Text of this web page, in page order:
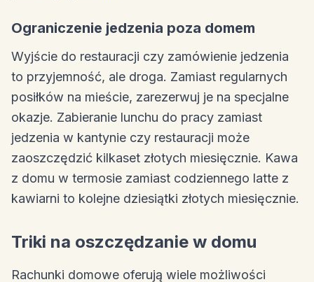
Ograniczenie jedzenia poza domem
Wyjście do restauracji czy zamówienie jedzenia
to przyjemność, ale droga. Zamiast regularnych
posiłków na mieście, zarezerwuj je na specjalne
okazje. Zabieranie lunchu do pracy zamiast
jedzenia w kantynie czy restauracji może
zaoszczędzić kilkaset złotych miesięcznie. Kawa
z domu w termosie zamiast codziennego latte z
kawiarni to kolejne dziesiątki złotych miesięcznie.
Triki na oszczędzanie w domu
Rachunki domowe oferują wiele możliwości